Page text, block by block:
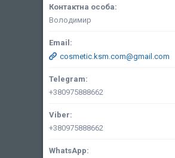
Володимир
cosmetic.ksm.com@gmail.com
+380975888662
+380975888662